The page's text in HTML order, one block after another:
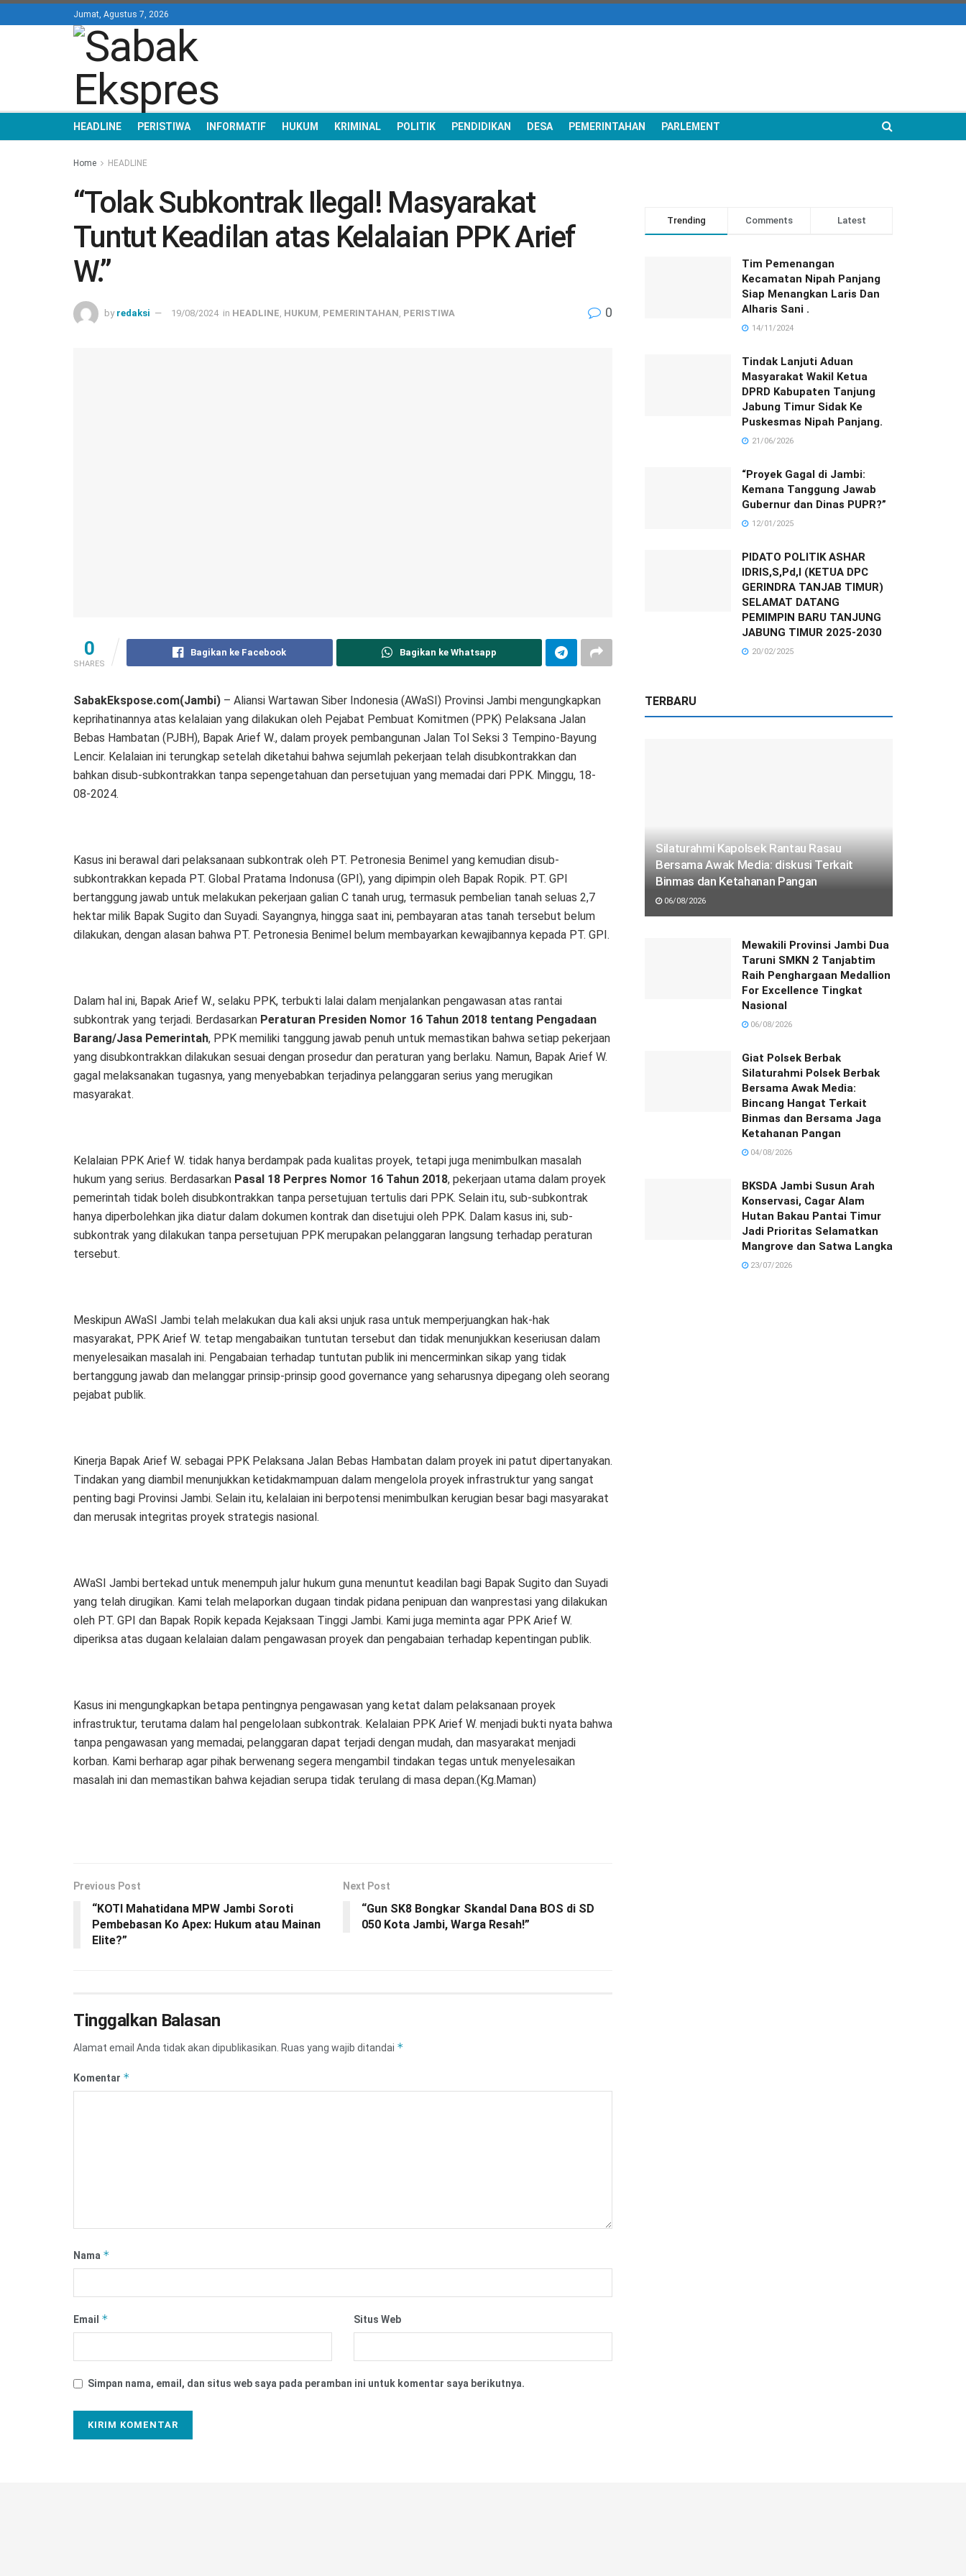
Jumat, Agustus 7, 2026
HEADLINE PERISTIWA INFORMATIF HUKUM KRIMINAL POLITIK PENDIDIKAN DESA PEMERINTAHAN PARLEMENT
Home HEADLINE
“Tolak Subkontrak Ilegal! Masyarakat
Tuntut Keadilan atas Kelalaian PPK Arief
W.”
by redaksi 19/08/2024 in HEADLINE HUKUM PEMERINTAHAN PERISTIWA 0
0
SHARES
Bagikan ke Facebook Bagikan ke Whatsapp
SabakEkspose.com(Jambi) – Aliansi Wartawan Siber Indonesia (AWaSI) Provinsi Jambi mengungkapkan
keprihatinannya atas kelalaian yang dilakukan oleh Pejabat Pembuat Komitmen (PPK) Pelaksana Jalan
Bebas Hambatan (PJBH), Bapak Arief W., dalam proyek pembangunan Jalan Tol Seksi 3 Tempino-Bayung
Lencir. Kelalaian ini terungkap setelah diketahui bahwa sejumlah pekerjaan telah disubkontrakkan dan
bahkan disub-subkontrakkan tanpa sepengetahuan dan persetujuan yang memadai dari PPK. Minggu, 18-
08-2024.
Kasus ini berawal dari pelaksanaan subkontrak oleh PT. Petronesia Benimel yang kemudian disub-
subkontrakkan kepada PT. Global Pratama Indonusa (GPI), yang dipimpin oleh Bapak Ropik. PT. GPI
bertanggung jawab untuk melakukan pekerjaan galian C tanah urug, termasuk pembelian tanah seluas 2,7
hektar milik Bapak Sugito dan Suyadi. Sayangnya, hingga saat ini, pembayaran atas tanah tersebut belum
dilakukan, dengan alasan bahwa PT. Petronesia Benimel belum membayarkan kewajibannya kepada PT. GPI.
Dalam hal ini, Bapak Arief W., selaku PPK, terbukti lalai dalam menjalankan pengawasan atas rantai
subkontrak yang terjadi. Berdasarkan Peraturan Presiden Nomor 16 Tahun 2018 tentang Pengadaan
Barang/Jasa Pemerintah, PPK memiliki tanggung jawab penuh untuk memastikan bahwa setiap pekerjaan
yang disubkontrakkan dilakukan sesuai dengan prosedur dan peraturan yang berlaku. Namun, Bapak Arief W.
gagal melaksanakan tugasnya, yang menyebabkan terjadinya pelanggaran serius yang merugikan
masyarakat.
Kelalaian PPK Arief W. tidak hanya berdampak pada kualitas proyek, tetapi juga menimbulkan masalah
hukum yang serius. Berdasarkan Pasal 18 Perpres Nomor 16 Tahun 2018, pekerjaan utama dalam proyek
pemerintah tidak boleh disubkontrakkan tanpa persetujuan tertulis dari PPK. Selain itu, sub-subkontrak
hanya diperbolehkan jika diatur dalam dokumen kontrak dan disetujui oleh PPK. Dalam kasus ini, sub-
subkontrak yang dilakukan tanpa persetujuan PPK merupakan pelanggaran langsung terhadap peraturan
tersebut.
Meskipun AWaSI Jambi telah melakukan dua kali aksi unjuk rasa untuk memperjuangkan hak-hak
masyarakat, PPK Arief W. tetap mengabaikan tuntutan tersebut dan tidak menunjukkan keseriusan dalam
menyelesaikan masalah ini. Pengabaian terhadap tuntutan publik ini mencerminkan sikap yang tidak
bertanggung jawab dan melanggar prinsip-prinsip good governance yang seharusnya dipegang oleh seorang
pejabat publik.
Kinerja Bapak Arief W. sebagai PPK Pelaksana Jalan Bebas Hambatan dalam proyek ini patut dipertanyakan.
Tindakan yang diambil menunjukkan ketidakmampuan dalam mengelola proyek infrastruktur yang sangat
penting bagi Provinsi Jambi. Selain itu, kelalaian ini berpotensi menimbulkan kerugian besar bagi masyarakat
dan merusak integritas proyek strategis nasional.
AWaSI Jambi bertekad untuk menempuh jalur hukum guna menuntut keadilan bagi Bapak Sugito dan Suyadi
yang telah dirugikan. Kami telah melaporkan dugaan tindak pidana penipuan dan wanprestasi yang dilakukan
oleh PT. GPI dan Bapak Ropik kepada Kejaksaan Tinggi Jambi. Kami juga meminta agar PPK Arief W.
diperiksa atas dugaan kelalaian dalam pengawasan proyek dan pengabaian terhadap kepentingan publik.
Kasus ini mengungkapkan betapa pentingnya pengawasan yang ketat dalam pelaksanaan proyek
infrastruktur, terutama dalam hal pengelolaan subkontrak. Kelalaian PPK Arief W. menjadi bukti nyata bahwa
tanpa pengawasan yang memadai, pelanggaran dapat terjadi dengan mudah, dan masyarakat menjadi
korban. Kami berharap agar pihak berwenang segera mengambil tindakan tegas untuk menyelesaikan
masalah ini dan memastikan bahwa kejadian serupa tidak terulang di masa depan.(Kg.Maman)
Previous Post
“KOTI Mahatidana MPW Jambi Soroti
Pembebasan Ko Apex: Hukum atau Mainan
Elite?”
Next Post
“Gun SK8 Bongkar Skandal Dana BOS di SD
050 Kota Jambi, Warga Resah!”
Tinggalkan Balasan
Alamat email Anda tidak akan dipublikasikan. Ruas yang wajib ditandai *
Komentar *
Nama *
Email * Situs Web
Simpan nama, email, dan situs web saya pada peramban ini untuk komentar saya berikutnya.
Trending Comments Latest
Tim Pemenangan
Kecamatan Nipah Panjang
Siap Menangkan Laris Dan
Alharis Sani .
14/11/2024
Tindak Lanjuti Aduan
Masyarakat Wakil Ketua
DPRD Kabupaten Tanjung
Jabung Timur Sidak Ke
Puskesmas Nipah Panjang.
21/06/2026
“Proyek Gagal di Jambi:
Kemana Tanggung Jawab
Gubernur dan Dinas PUPR?”
12/01/2025
PIDATO POLITIK ASHAR
IDRIS,S,Pd,I (KETUA DPC
GERINDRA TANJAB TIMUR)
SELAMAT DATANG
PEMIMPIN BARU TANJUNG
JABUNG TIMUR 2025-2030
20/02/2025
TERBARU
Silaturahmi Kapolsek Rantau Rasau
Bersama Awak Media: diskusi Terkait
Binmas dan Ketahanan Pangan
06/08/2026
Mewakili Provinsi Jambi Dua
Taruni SMKN 2 Tanjabtim
Raih Penghargaan Medallion
For Excellence Tingkat
Nasional
06/08/2026
Giat Polsek Berbak
Silaturahmi Polsek Berbak
Bersama Awak Media:
Bincang Hangat Terkait
Binmas dan Bersama Jaga
Ketahanan Pangan
04/08/2026
BKSDA Jambi Susun Arah
Konservasi, Cagar Alam
Hutan Bakau Pantai Timur
Jadi Prioritas Selamatkan
Mangrove dan Satwa Langka
23/07/2026